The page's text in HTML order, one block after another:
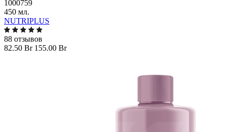
1000759
450 мл.
NUTRIPLUS
88 отзывов
82.50 Br 155.00 Br